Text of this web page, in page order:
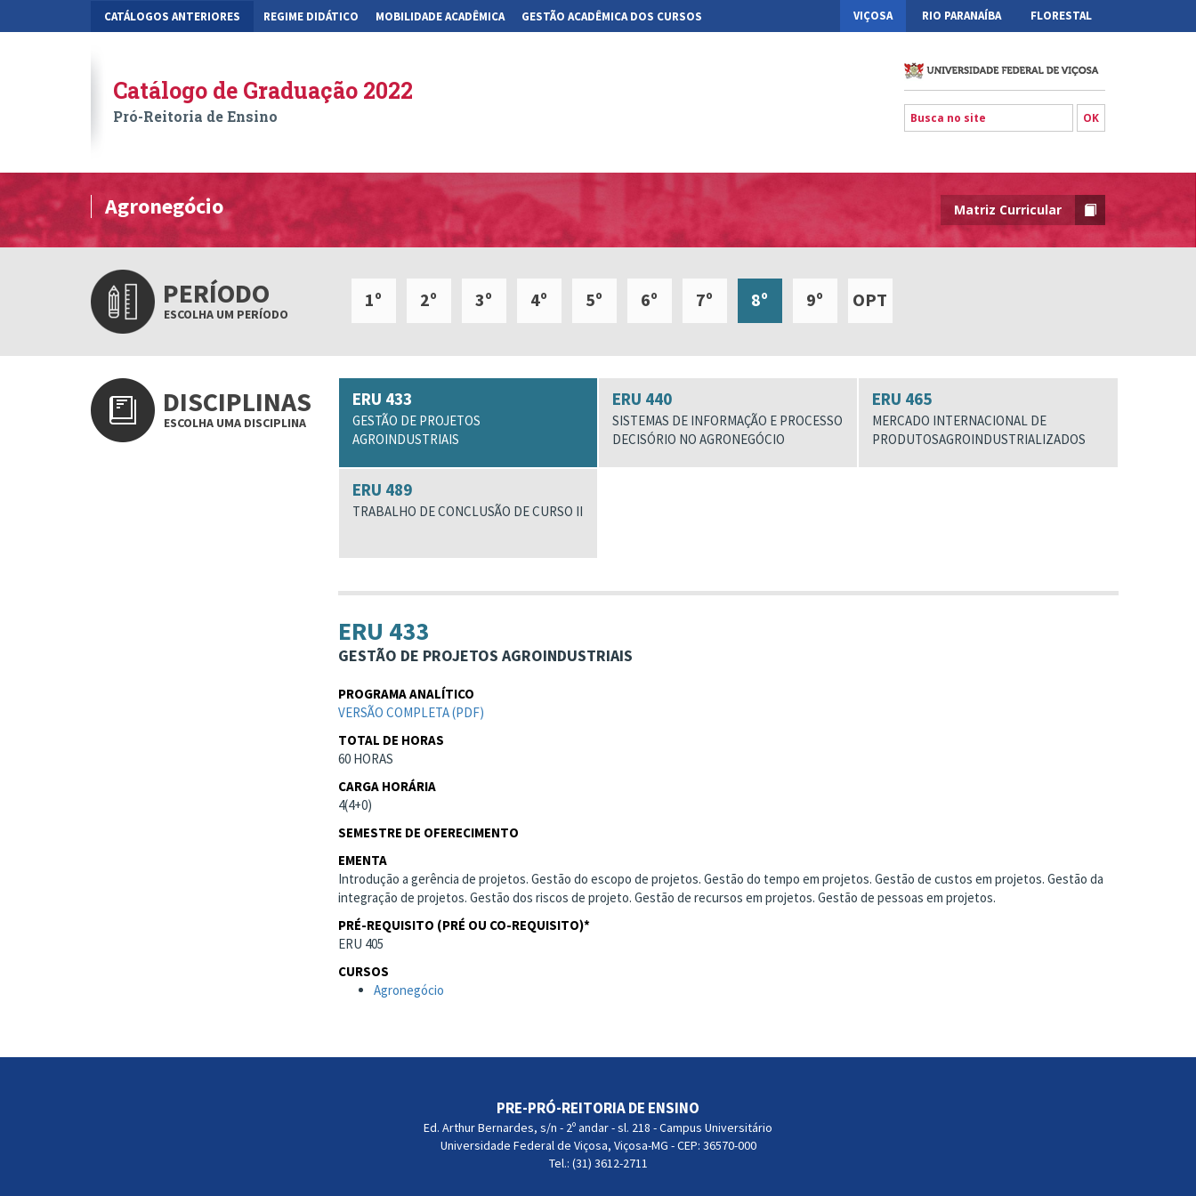
CATÁLOGOS ANTERIORES REGIME DIDÁTICO MOBILIDADE ACADÊMICA GESTÃO ACADÊMICA DOS CURSOS VIÇOSA RIO PARANAÍBA FLORESTAL
Catálogo de Graduação 2022
Pró-Reitoria de Ensino
Agronegócio Matriz Curricular
PERÍODO
ESCOLHA UM PERÍODO
1º 2º 3º 4º 5º 6º 7º 8º 9º OPT
DISCIPLINAS
ESCOLHA UMA DISCIPLINA
ERU 433
GESTÃO DE PROJETOS
AGROINDUSTRIAIS
ERU 440
SISTEMAS DE INFORMAÇÃO E PROCESSO
DECISÓRIO NO AGRONEGÓCIO
ERU 465
MERCADO INTERNACIONAL DE
PRODUTOSAGROINDUSTRIALIZADOS
ERU 489
TRABALHO DE CONCLUSÃO DE CURSO II
ERU 433
GESTÃO DE PROJETOS AGROINDUSTRIAIS
PROGRAMA ANALÍTICO
VERSÃO COMPLETA (PDF)
TOTAL DE HORAS
60 HORAS
CARGA HORÁRIA
4(4+0)
SEMESTRE DE OFERECIMENTO
EMENTA
Introdução a gerência de projetos. Gestão do escopo de projetos. Gestão do tempo em projetos. Gestão de custos em projetos. Gestão da
integração de projetos. Gestão dos riscos de projeto. Gestão de recursos em projetos. Gestão de pessoas em projetos.
PRÉ-REQUISITO (PRÉ OU CO-REQUISITO)*
ERU 405
CURSOS
Agronegócio
PRE-PRÓ-REITORIA DE ENSINO
Ed. Arthur Bernardes, s/n - 2º andar - sl. 218 - Campus Universitário
Universidade Federal de Viçosa, Viçosa-MG - CEP: 36570-000
Tel.: (31) 3612-2711